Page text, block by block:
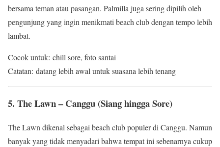
bersama teman atau pasangan. Palmilla juga sering dipilih oleh
pengunjung yang ingin menikmati beach club dengan tempo lebih
lambat.
Cocok untuk: chill sore, foto santai
Catatan: datang lebih awal untuk suasana lebih tenang
5. The Lawn – Canggu (Siang hingga Sore)
The Lawn dikenal sebagai beach club populer di Canggu. Namun
banyak yang tidak menyadari bahwa tempat ini sebenarnya cukup